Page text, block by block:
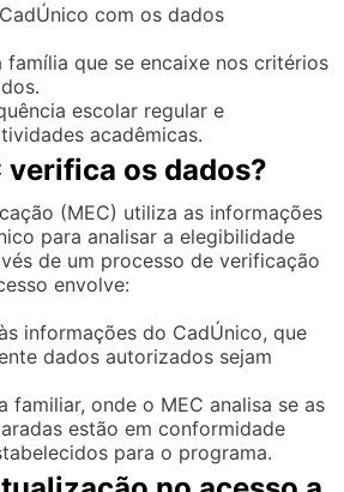
com os dados
família que se encaixe nos critérios
escolar regular e
acadêmicas.
verifica os dados?
(MEC) utiliza as informações
para analisar a elegibilidade
de um processo de verificação
envolve:
informações do CadÚnico, que
dados autorizados sejam
familiar, onde o MEC analisa se as
estão em conformidade
para o programa.